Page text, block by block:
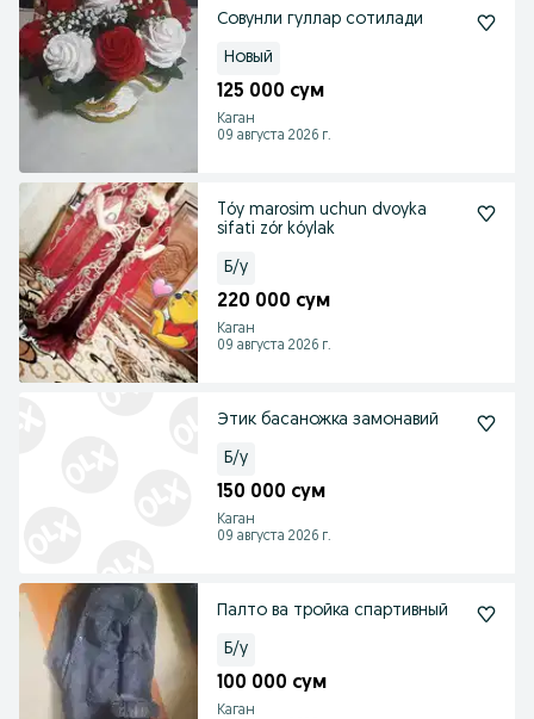
Совунли гуллар сотилади
Новый
125 000 сум
Каган
09 августа 2026 г.
Tóy marosim uchun dvoyka
sifati zór kóylak
Б/у
220 000 сум
Каган
09 августа 2026 г.
Этик басаножка замонавий
Б/у
150 000 сум
Каган
09 августа 2026 г.
Палто ва тройка спартивный
Б/у
100 000 сум
Каган